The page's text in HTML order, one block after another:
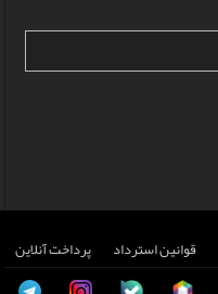
قوانین استرداد پرداخت آنلاین